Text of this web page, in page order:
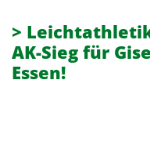
>
AK-Sieg für
Essen!